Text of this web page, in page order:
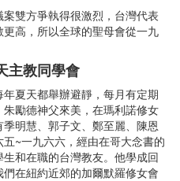
雙方爭執得很激烈，台灣代表
高，所以全球的聖母會從一九
主教同學會
夏天都舉辦避靜，每月有定期
勵德神父來美，在瑪利諾修女
明慧、郭子文、鄭至麗、陳恩
~一九六六，經由在哥大念書的
和在職的台灣教友。他學成回
在紐約近郊的加爾默羅修女會